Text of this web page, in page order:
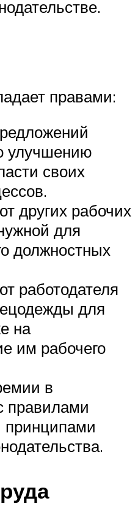
правами:
улучшению
своих
других рабочих
для
должностных
работодателя
для
на
им рабочего
в
правилами
принципами